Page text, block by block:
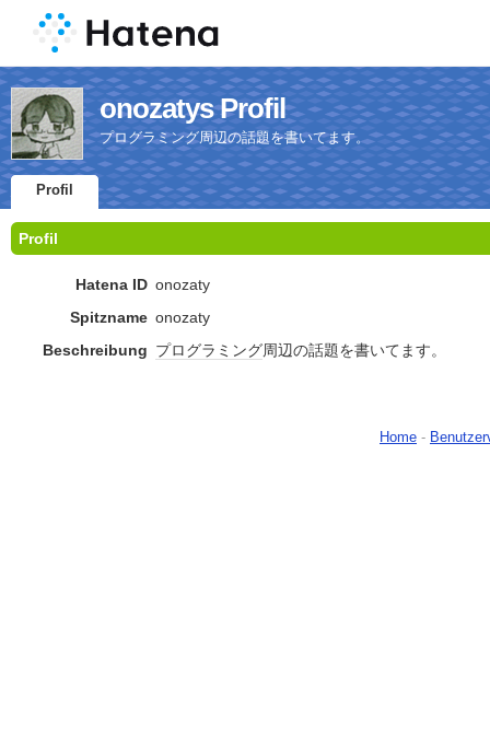
onozatys Profil
プログラミング周辺の話題を書いてます。
Profil
Profil
Hatena ID onozaty
Spitzname onozaty
Beschreibung プログラミング周辺の話題を書いてます。
Home -